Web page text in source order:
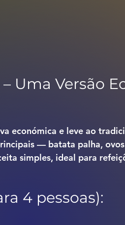
Uma Versão
económica e leve ao
— batata palha,
simples, ideal para
4 pessoas):